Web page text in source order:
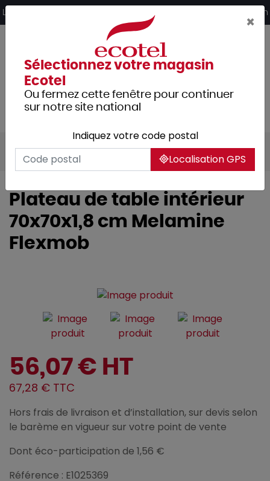
Livraison offerte dès 249€ HT d’achat et retrait 2h en magasin
Tous les produits Mobilier
Plateau de table intérieur
70x70x1,8 cm Melamine
Flexmob
56,07 € HT
67,28 € TTC
Hors frais de livraison et d’installation, sur devis selon
le barème en vigueur sur votre point de vente
Dont éco-participation de 1,56 €
Référence : E1025369
×
Sélectionnez votre magasin
Ecotel
Ou fermez cette fenêtre pour continuer
sur notre site national
Indiquez votre code postal
Localisation GPS
Panneau de gestion des cookies